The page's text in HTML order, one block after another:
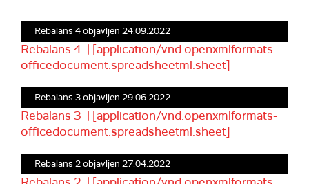
Rebalans 4 objavljen 24.09.2022
Rebalans 4 | [application/vnd.openxmlformats-
officedocument.spreadsheetml.sheet]
Rebalans 3 objavljen 29.06.2022
Rebalans 3 | [application/vnd.openxmlformats-
officedocument.spreadsheetml.sheet]
Rebalans 2 objavljen 27.04.2022